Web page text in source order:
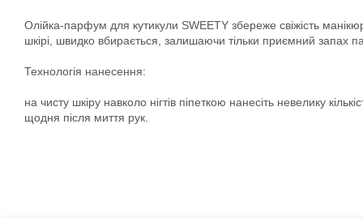
Олійка-парфум для кутикули SWEETY збереже свіжість
шкірі, швидко вбирається, залишаючи тільки приємний запах
Технологія нанесення:
на чисту шкіру навколо нігтів піпеткою нанесіть невелику
щодня після миття рук.